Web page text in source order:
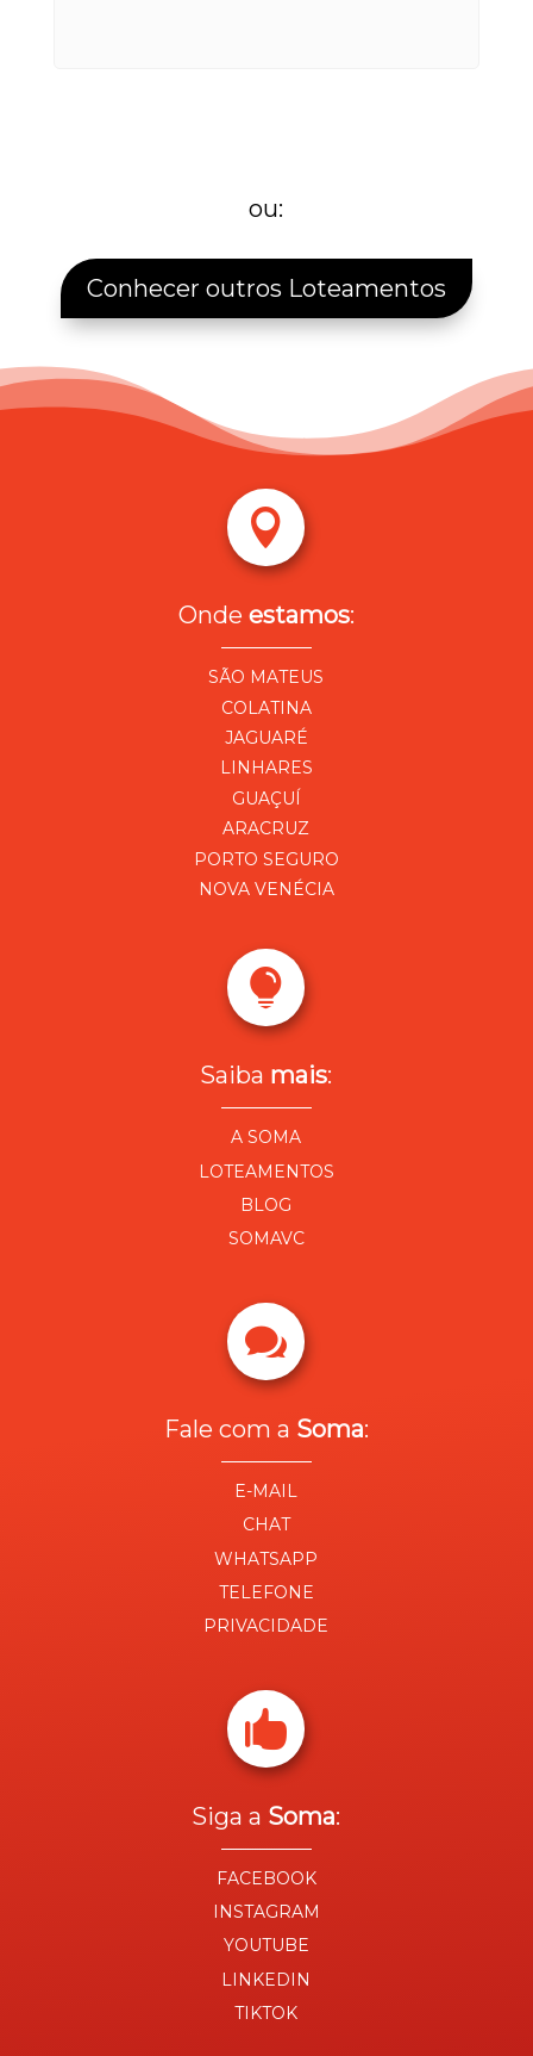
ou:
Conhecer outros Loteamentos

Onde estamos:
SÃO MATEUS
COLATINA
JAGUARÉ
LINHARES
GUAÇUÍ
ARACRUZ
PORTO SEGURO
NOVA VENÉCIA

Saiba mais:
A SOMA
LOTEAMENTOS
BLOG
SOMAVC

Fale com a Soma:
E-MAIL
CHAT
WHATSAPP
TELEFONE
PRIVACIDADE

Siga a Soma:
FACEBOOK
INSTAGRAM
YOUTUBE
LINKEDIN
TIKTOK